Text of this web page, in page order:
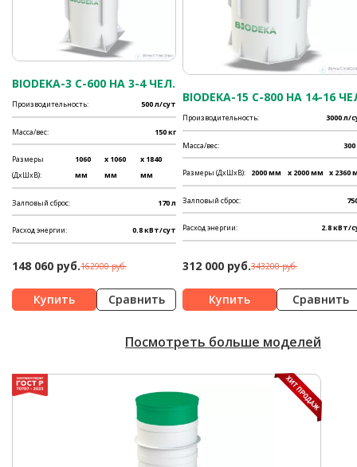
BIODEKA-3 C-600 НА 3-4 ЧЕЛ.
Производительность: 500 л/сут
Масса/вес: 150 кг
Размеры
(ДхШхВ):
1060
мм
x 1060
мм
x 1840
мм
Залповый сброс: 170 л
Расход энергии: 0.8 кВт/сут
148 060 руб.162900 руб.
Сравнить
BIODEKA-15 C-800 НА 14-16
Производительность: 3000 л/
Масса/вес: 300
Размеры (ДхШхВ): 2000 мм x 2000 мм x 2360
Залповый сброс:
Расход энергии: 2.8 кВт/
312 000 руб.343200 руб.
Сравнить
Посмотреть больше моделей